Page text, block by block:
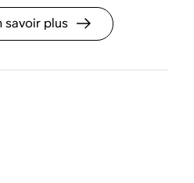
savoir plus